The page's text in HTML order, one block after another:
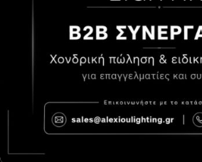
Κατάστημα Χαλάνδρι:Σαρανταπόρου 55,
sales@alexioulighting.gr
210 283 0072
6983123181